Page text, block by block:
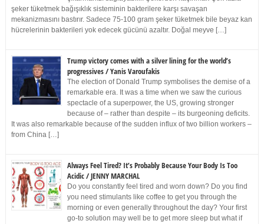
şeker tüketmek bağışıklık sisteminin bakterilere karşı savaşan
mekanizmasını bastırır. Sadece 75-100 gram şeker tüketmek bile beyaz kan
hücrelerinin bakterileri yok edecek gücünü azaltır. Doğal meyve […]
Trump victory comes with a silver lining for the world’s
progressives / Yanis Varoufakis
The election of Donald Trump symbolises the demise of a
remarkable era. It was a time when we saw the curious
spectacle of a superpower, the US, growing stronger
because of – rather than despite – its burgeoning deficits.
It was also remarkable because of the sudden influx of two billion workers –
from China […]
Always Feel Tired? It’s Probably Because Your Body Is Too
Acidic / JENNY MARCHAL
Do you constantly feel tired and worn down? Do you find
you need stimulants like coffee to get you through the
morning or even generally throughout the day? Your first
go-to solution may well be to get more sleep but what if